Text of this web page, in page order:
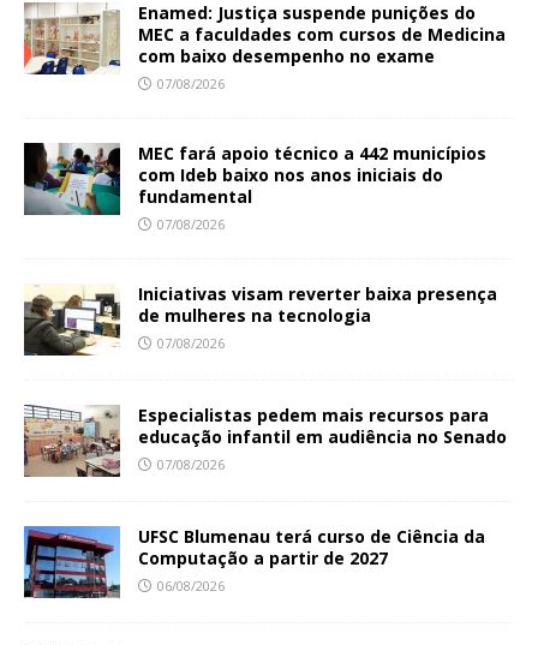
Enamed: Justiça suspende punições do
MEC a faculdades com cursos de Medicina
com baixo desempenho no exame
07/08/2026
MEC fará apoio técnico a 442 municípios
com Ideb baixo nos anos iniciais do
fundamental
07/08/2026
Iniciativas visam reverter baixa presença
de mulheres na tecnologia
07/08/2026
Especialistas pedem mais recursos para
educação infantil em audiência no Senado
07/08/2026
UFSC Blumenau terá curso de Ciência da
Computação a partir de 2027
06/08/2026